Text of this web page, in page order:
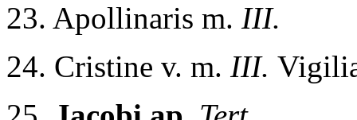
23. Apollinaris m. III.
24. Cristine v. m. III.